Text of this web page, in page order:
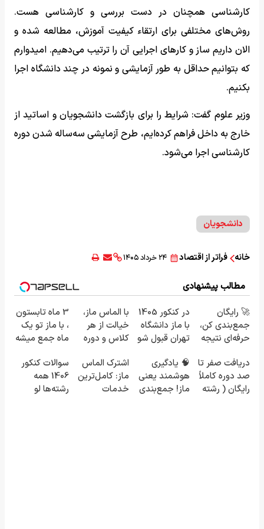
کارشناسی همچنان در دست بررسی و کارشناسی هست.
روش‌های مختلفی برای ارتقاء کیفیت آموزش، مطالعه شده و
الان داریم ساز و کارهای اجرایی آن را ترتیب می‌دهیم. امیدوارم
که بتوانیم حداقل به طور آزمایشی و نمونه در چند دانشگاه اجرا
بکنیم.
وزیر علوم گفت: شرایط را برای بازگشت دانشجویان و اساتید از
خارج به داخل فراهم کرده‌ایم، طرح آزمایشی سه‌ساله شدن دوره
کارشناسی اجرا می‌شود.
دانشجویان
خانه فراتر از اقتصاد ۲۴ خرداد ۱۴۰۵
مطالب پیشنهادی
🚀 رایگان
جمع‌بندی کن،
حرفه‌ای نتیجه
شو!
در کنکور 1405
با ماز دانشگاه
تهران قبول شو
با الماس ماز،
خیالت از هر
کلاس و دوره
3 ماه تابستون
، با ماز تو یک
ماه جمع میشه
دریافت صفر تا
صد دوره کاملاً
رایگان ( رشته
🧠 یادگیری
هوشمند یعنی
ماز! جمع‌بندی
اشترک الماس
ماز: کامل‌ترین
خدمات
سوالات کنکور
1406 همه
رشته‌ها لو